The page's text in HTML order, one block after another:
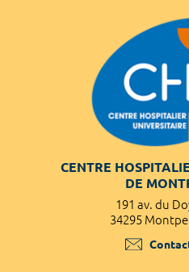
CENTRE
DE
191 av. du
34295